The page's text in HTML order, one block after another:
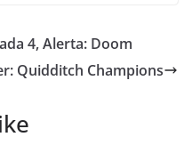
4, Alerta: Doom
Quidditch Champions